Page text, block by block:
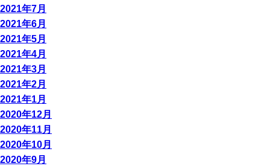
2021年7月
2021年6月
2021年5月
2021年4月
2021年3月
2021年2月
2021年1月
2020年12月
2020年11月
2020年10月
2020年9月